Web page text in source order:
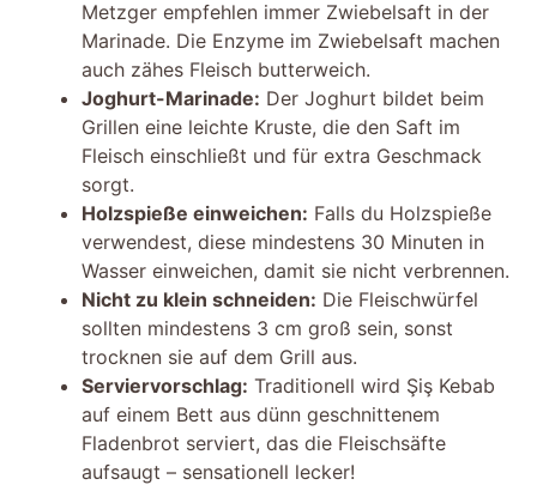
Metzger empfehlen immer Zwiebelsaft in der
Marinade. Die Enzyme im Zwiebelsaft machen
auch zähes Fleisch butterweich.
Joghurt-Marinade: Der Joghurt bildet beim
Grillen eine leichte Kruste, die den Saft im
Fleisch einschließt und für extra Geschmack
sorgt.
Holzspieße einweichen: Falls du Holzspieße
verwendest, diese mindestens 30 Minuten in
Wasser einweichen, damit sie nicht verbrennen.
Nicht zu klein schneiden: Die Fleischwürfel
sollten mindestens 3 cm groß sein, sonst
trocknen sie auf dem Grill aus.
Serviervorschlag: Traditionell wird Şiş Kebab
auf einem Bett aus dünn geschnittenem
Fladenbrot serviert, das die Fleischsäfte
aufsaugt – sensationell lecker!